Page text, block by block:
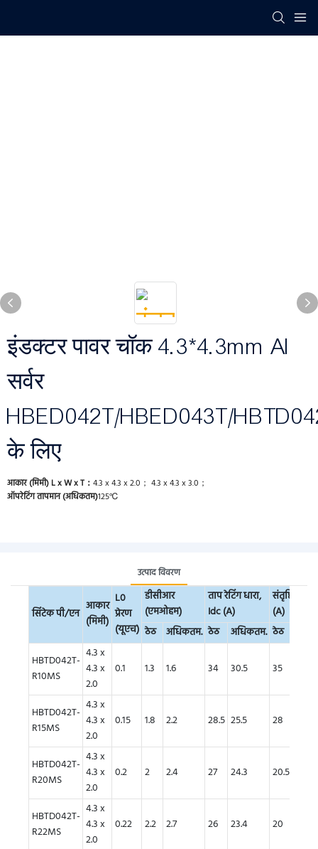
इंडक्टर पावर चॉक 4.3*4.3mm AI
सर्वर
HBED042T/HBED043T/
के लिए
आकार (मिमी) L x W x T： 4.3 x 4.3 x 2.0； 4.3 x 4.3 x 3.0；
ऑपरेटिंग तापमान (अधिकतम)125℃
उत्पाद विवरण
सिंटेक पी/एन आकार
(मिमी)
L0
प्रेरण
(यूएच)
डीसीआर
(एमओहम)
ताप रेटिंग धारा,
Idc (A)
संतृप्ति
(A)
ठेठ
अधिकतम. ठेठ अधिकतम. ठेठ
HBTD042T-
R10MS
4.3 x
4.3 x
2.0
0.1 1.3 1.6 34 30.5 35
HBTD042T-
R15MS
4.3 x
4.3 x
2.0
0.15 1.8 2.2 28.5 25.5 28
HBTD042T-
R20MS
4.3 x
4.3 x
2.0
0.2 2 2.4 27 24.3 20.5
HBTD042T-
R22MS
4.3 x
4.3 x
2.0
0.22 2.2 2.7 26 23.4 20